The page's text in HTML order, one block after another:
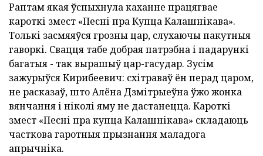
Раптам якая ўспыхнула каханне працягвае
кароткі змест «Песні пра Купца Калашнікава».
Толькі засмяяўся грозны цар, слухаючы пакутныя
гаворкі. Свацця табе добрая патрэбна і падарункі
багатыя - так вырашыў цар-гасудар. Зусім
зажурыўся Кирибеевич: схітраваў ён перад царом,
не расказаў, што Алёна Дзмітрыеўна ўжо жонка
вянчання і ніколі яму не дастанецца. Кароткі
змест «Песні пра купца Калашнікава» складаюць
часткова гаротныя прызнання маладога
апрычніка.